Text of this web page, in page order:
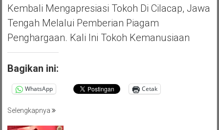
Kembali Mengapresiasi Tokoh Di Cilacap, Jawa
Tengah Melalui Pemberian Piagam
Penghargaan. Kali Ini Tokoh Kemanusiaan
Bagikan ini:
WhatsApp Cetak
Selengkapnya